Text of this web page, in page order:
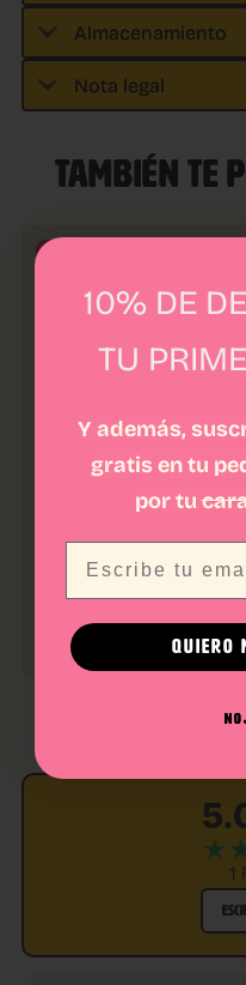
Almacenamiento
Nota legal
TAMBIÉN TE
★★★★★2 Opiniones
★
1
10% DE
TU
Y además,
gratis en tu
por tu
QUIERO